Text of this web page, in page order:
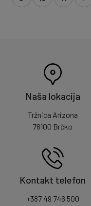
Naša lokacija
Tržnica Arizona
76100 Brčko
Kontakt telefon
+387 49 746 500